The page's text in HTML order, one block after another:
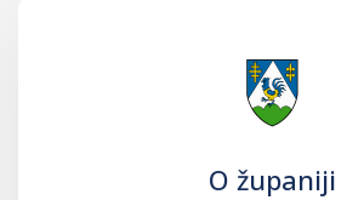
O županiji